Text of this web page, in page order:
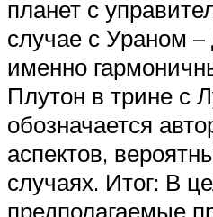
планет с
случае с Ураном
именно
Плутон в трине с
обозначается
аспектов,
случаях. Итог: В
предполагаемые